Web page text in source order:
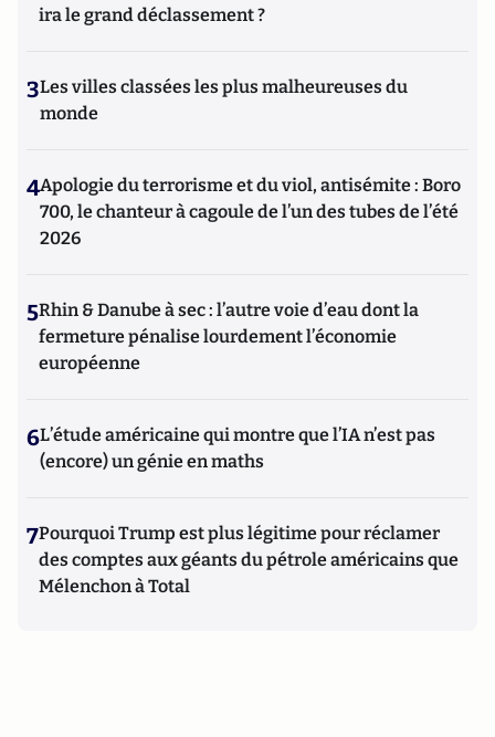
ira le grand déclassement ?
3Les villes classées les plus malheureuses du
monde
4Apologie du terrorisme et du viol, antisémite : Boro
700, le chanteur à cagoule de l’un des tubes de l’été
2026
5Rhin & Danube à sec : l’autre voie d’eau dont la
fermeture pénalise lourdement l’économie
européenne
6L’étude américaine qui montre que l’IA n’est pas
(encore) un génie en maths
7Pourquoi Trump est plus légitime pour réclamer
des comptes aux géants du pétrole américains que
Mélenchon à Total